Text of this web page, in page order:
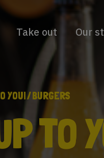
Take out Our
YOU! BURGERS
TO